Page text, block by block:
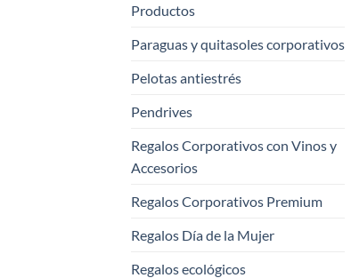
Productos
Paraguas y quitasoles corporativos
Pelotas antiestrés
Pendrives
Regalos Corporativos con Vinos y
Accesorios
Regalos Corporativos Premium
Regalos Día de la Mujer
Regalos ecológicos